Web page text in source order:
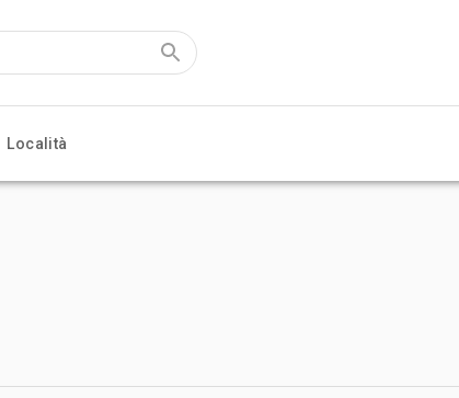
Località